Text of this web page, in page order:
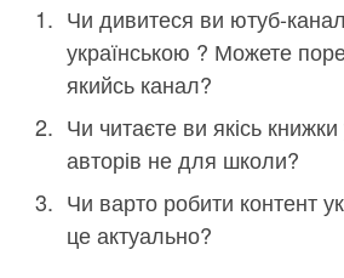
Чи дивитеся ви ютуб-
українською ? Можете
якийсь канал?
Чи читаєте ви якісь книжки
авторів не для школи?
Чи варто робити контент
це актуально?